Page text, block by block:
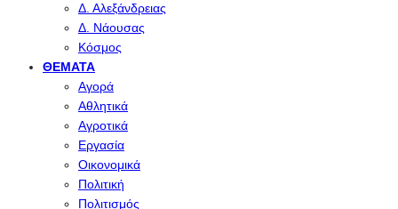
Δ. Αλεξάνδρειας
Δ. Νάουσας
Κόσμος
ΘΈΜΑΤΑ
Αγορά
Αθλητικά
Αγροτικά
Εργασία
Οικονομικά
Πολιτική
Πολιτισμός